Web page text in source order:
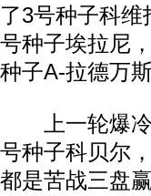
了3号种子科
号种子埃拉尼
种子A-拉德万
上一轮爆冷
号种子科贝尔
都是苦战三盘